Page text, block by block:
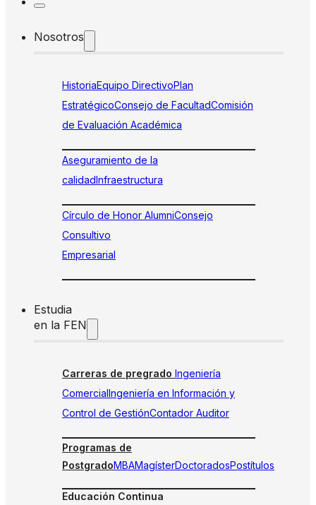
Nosotros
HistoriaEquipo DirectivoPlan
EstratégicoConsejo de FacultadComisión
de Evaluación Académica
Aseguramiento de la
calidadInfraestructura
Círculo de Honor AlumniConsejo
Consultivo
Empresarial
Estudia
en la FEN
Carreras de pregrado Ingeniería
ComercialIngeniería en Información y
Control de GestiónContador Auditor
Programas de
PostgradoMBAMagísterDoctoradosPostítulos
Educación Continua